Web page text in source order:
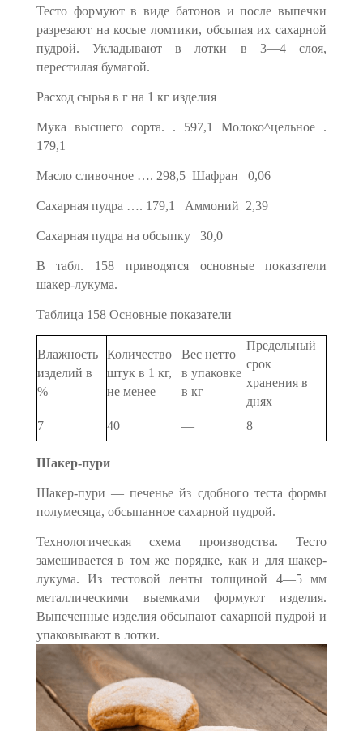
Тесто формуют в виде батонов и после выпечки
разрезают на косые ломтики, обсыпая их сахарной
пудрой. Укладывают в лотки в 3—4 слоя,
перестилая бумагой.
Расход сырья в г на 1 кг изделия
Мука высшего сорта. . 597,1 Молоко^цельное .
179,1
Масло сливочное …. 298,5 Шафран 0,06
Сахарная пудра …. 179,1 Аммоний 2,39
Сахарная пудра на об­сыпку 30,0
В табл. 158 приводятся основные показатели
шакер-лукума.
Таблица 158 Основные показатели
Влажность
изделий в
%
Количество
штук в 1 кг,
не менее
Вес нетто
в упаковке
в кг
Предельный
срок
хранения в
днях
7
40 — 8
Шакер-пури
Шакер-пури — печенье йз сдобного теста формы
полумесяца, обсыпанное сахарной пудрой.
Технологическая схема производства. Тесто
замешивается в том же порядке, как и для шакер-
лукума. Из тестовой ленты толщиной 4—5 мм
металлическими выемками формуют изделия.
Выпеченные изделия обсыпают сахарной пудрой и
упаковывают в лотки.